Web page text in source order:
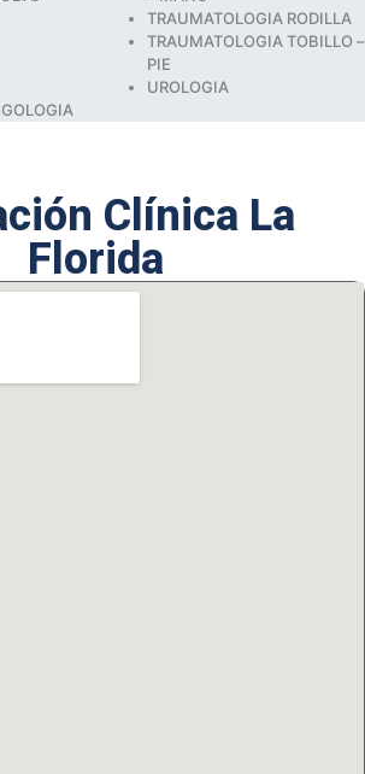
TRAUMATOLOGIA RODILLA
TRAUMATOLOGIA TOBILLO –
PIE
UROLOGIA
Clínica La
Florida